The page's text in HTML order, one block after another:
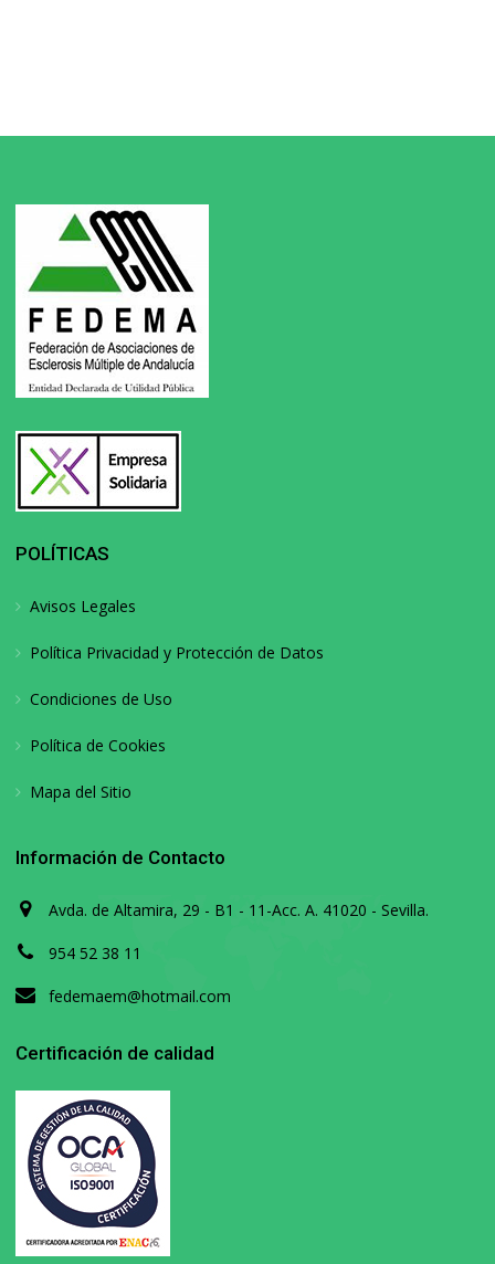
POLÍTICAS
Avisos Legales
Política Privacidad y Protección de Datos
Condiciones de Uso
Política de Cookies
Mapa del Sitio
Información de Contacto
Avda. de Altamira, 29 - B1 - 11-Acc. A. 41020 - Sevilla.
954 52 38 11
fedemaem@hotmail.com
Certificación de calidad